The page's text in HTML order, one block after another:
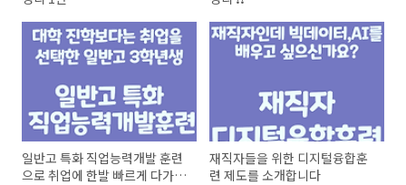
일반고 특화 직업능력개발 훈련
으로 취업에 한발 빠르게 다가가
재직자들을 위한 디지털융합훈
련 제도를 소개합니다